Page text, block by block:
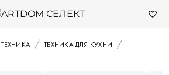
ТЕХНИКА
ТЕХНИКА ДЛЯ КУХНИ